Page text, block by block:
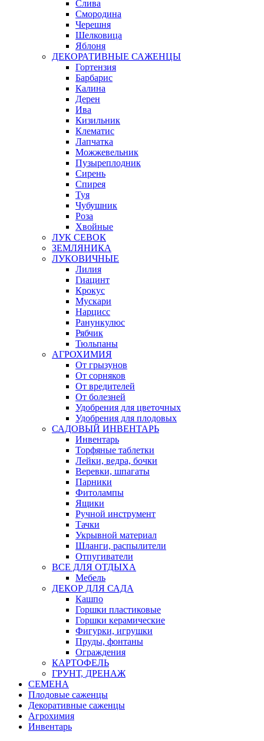
Слива
Смородина
Черешня
Шелковица
Яблоня
ДЕКОРАТИВНЫЕ САЖЕНЦЫ
Гортензия
Барбарис
Калина
Дерен
Ива
Кизильник
Клематис
Лапчатка
Можжевельник
Пузыреплодник
Сирень
Спирея
Туя
Чубушник
Роза
Хвойные
ЛУК СЕВОК
ЗЕМЛЯНИКА
ЛУКОВИЧНЫЕ
Лилия
Гиацинт
Крокус
Мускари
Нарцисс
Ранункулюс
Рябчик
Тюльпаны
АГРОХИМИЯ
От грызунов
От сорняков
От вредителей
От болезней
Удобрения для цветочных
Удобрения для плодовых
САДОВЫЙ ИНВЕНТАРЬ
Инвентарь
Торфяные таблетки
Лейки, ведра, бочки
Веревки, шпагаты
Парники
Фитолампы
Ящики
Ручной инструмент
Тачки
Укрывной материал
Шланги, распылители
Отпугиватели
ВСЕ ДЛЯ ОТДЫХА
Мебель
ДЕКОР ДЛЯ САДА
Кашпо
Горшки пластиковые
Горшки керамические
Фигурки, игрушки
Пруды, фонтаны
Ограждения
КАРТОФЕЛЬ
ГРУНТ, ДРЕНАЖ
СЕМЕНА
Плодовые саженцы
Декоративные саженцы
Агрохимия
Инвентарь